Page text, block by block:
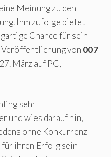
Meinung zu den
Ihm zufolge bietet
Chance für sein
von 007
März auf PC,
sehr
und wies darauf hin,
ohne Konkurrenz
für ihren Erfolg sein